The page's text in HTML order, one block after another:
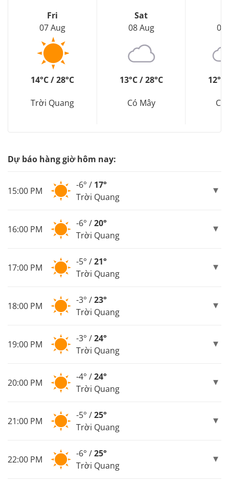
Fri
07 Aug
14°C / 28°C
Trời Quang
Sat
08 Aug
13°C / 28°C
Có Mây
09
12°C
Có
Dự báo hàng giờ hôm nay:
15:00 PM
-6° / 17°
Trời Quang
16:00 PM
-6° /20°
Trời Quang
17:00 PM
-5° /21°
Trời Quang
18:00 PM
-3° /23°
Trời Quang
19:00 PM
-3° /24°
Trời Quang
20:00 PM
-4° /24°
Trời Quang
21:00 PM
-5° /25°
Trời Quang
22:00 PM
-6° /25°
Trời Quang